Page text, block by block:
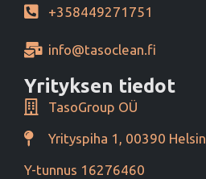
+358449271751
info@tasoclean.fi
Yrityksen tiedot
TasoGroup OÜ
Yrityspiha 1, 00390
Y-tunnus 16276460